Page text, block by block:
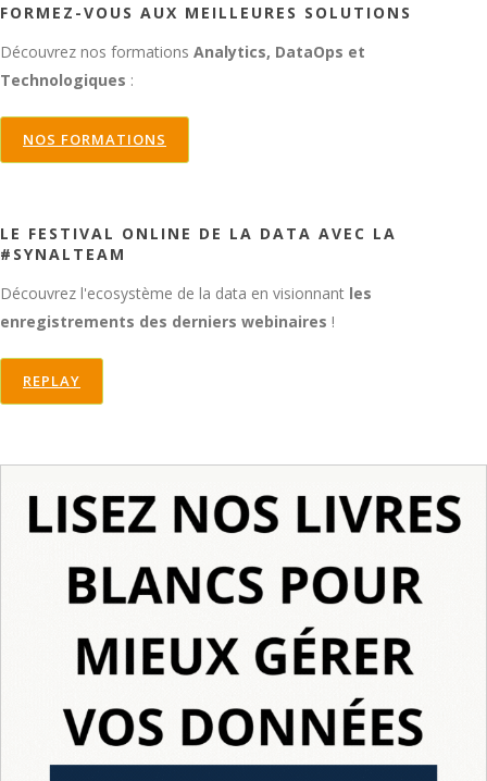
FORMEZ-VOUS AUX MEILLEURES SOLUTIONS
Découvrez nos formations Analytics, DataOps et
Technologiques :
NOS FORMATIONS
LE FESTIVAL ONLINE DE LA DATA AVEC LA
#SYNALTEAM
Découvrez l'ecosystème de la data en visionnant les
enregistrements des derniers webinaires !
REPLAY